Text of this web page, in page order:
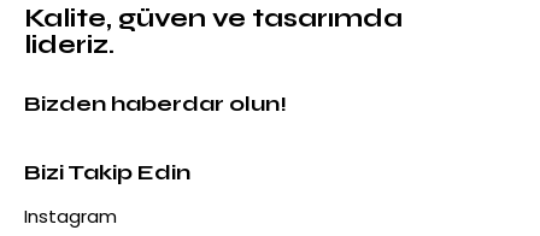
Kalite, güven ve tasarımda
lideriz.
Bizden haberdar olun!
Bizi Takip Edin
Instagram